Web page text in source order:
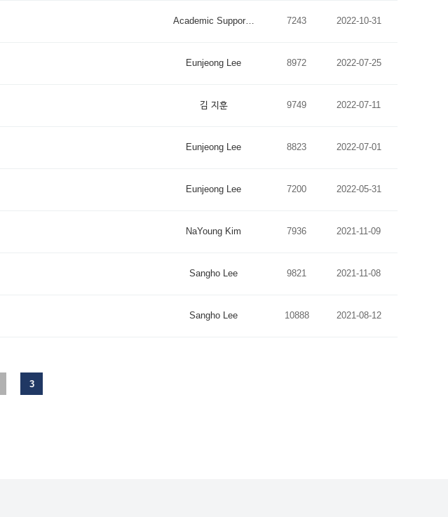
Academic Suppor… 7243 2022-10-31
Eunjeong Lee 8972 2022-07-25
김 지훈 9749 2022-07-11
Eunjeong Lee 8823 2022-07-01
Eunjeong Lee 7200 2022-05-31
NaYoung Kim 7936 2021-11-09
Sangho Lee 9821 2021-11-08
Sangho Lee 10888 2021-08-12
3